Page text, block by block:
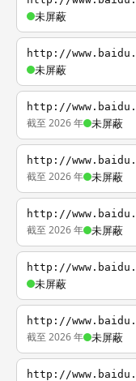
未屏蔽
http://
未屏蔽
http://
截至 2026 年 未屏蔽
http://
截至 2026 年 未屏蔽
http://
截至 2026 年 未屏蔽
http://
未屏蔽
http://
截至 2026 年 未屏蔽
http://